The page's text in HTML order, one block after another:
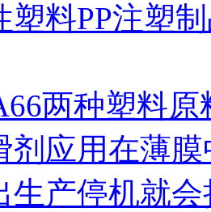
塑料PP注塑
两种塑料
剂应用在薄
生产停机就